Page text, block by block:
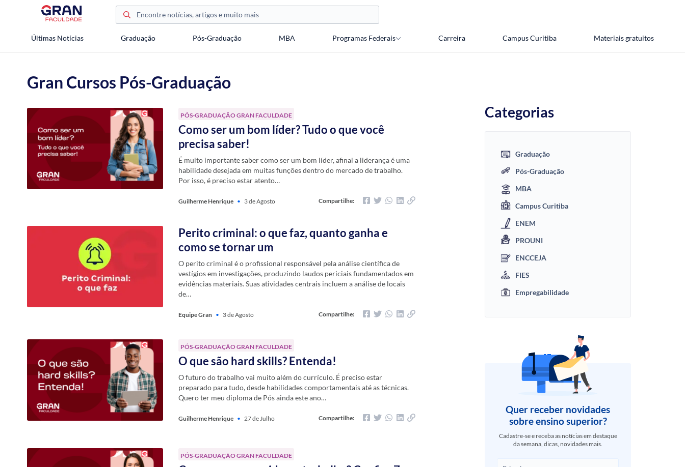
Últimas Notícias Graduação Pós-Graduação MBA Programas Federais Carreira Campus Curitiba Materiais gratuitos
Gran Cursos Pós-Graduação
PÓS-GRADUAÇÃO GRAN FACULDADE
Como ser um bom líder? Tudo o que você
precisa saber!
É muito importante saber como ser um bom líder, afinal a liderança é uma
habilidade desejada em muitas funções dentro do mercado de trabalho.
Por isso, é preciso estar atento…
Guilherme Henrique • 3 de Agosto Compartilhe:
Perito criminal: o que faz, quanto ganha e
como se tornar um
O perito criminal é o profissional responsável pela análise científica de
vestígios em investigações, produzindo laudos periciais fundamentados em
evidências materiais. Suas atividades centrais incluem a análise de locais
de…
Equipe Gran • 3 de Agosto Compartilhe:
PÓS-GRADUAÇÃO GRAN FACULDADE
O que são hard skills? Entenda!
O futuro do trabalho vai muito além do currículo. É preciso estar
preparado para tudo, desde habilidades comportamentais até as técnicas.
Quero ter meu diploma de Pós ainda este ano…
Guilherme Henrique • 27 de Julho Compartilhe:
PÓS-GRADUAÇÃO GRAN FACULDADE
Categorias
Graduação
Pós-Graduação
MBA
Campus Curitiba
ENEM
PROUNI
ENCCEJA
FIES
Empregabilidade
Quer receber novidades
sobre ensino superior?
Cadastre-se e receba as notícias em destaque
da semana, dicas, novidades mais.